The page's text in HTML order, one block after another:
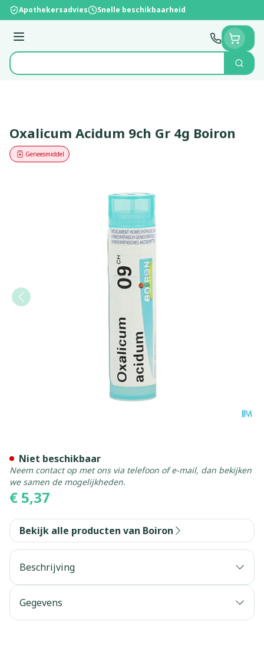
Ga naar de inhoud
Apothekersadvies Snelle beschikbaarheid
Menu
Product, merk, categorie...
Zoek
Oxalicum Acidum 9ch Gr 4g Boiron
Geneesmiddel
€ 5,37
Niet beschikbaar
Neem contact op met ons via telefoon of e-mail, dan bekijken
we samen de mogelijkheden.
Bekijk alle producten van Boiron
Beschrijving
Gegevens